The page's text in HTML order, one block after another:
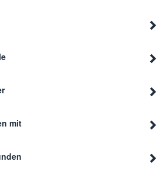
mit